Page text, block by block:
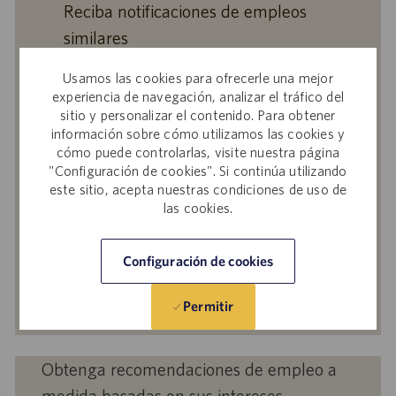
Usamos las cookies para ofrecerle una mejor
experiencia de navegación, analizar el tráfico del
sitio y personalizar el contenido. Para obtener
información sobre cómo utilizamos las cookies y
cómo puede controlarlas, visite nuestra página
"Configuración de cookies". Si continúa utilizando
este sitio, acepta nuestras condiciones de uso de
las cookies.
Configuración de cookies
Permitir
Reciba notificaciones de empleos
similares
reconoce que ha revisado el Aviso de
Privacidad durante la contratación en
Catalent,laPolítica de Privacidady los
Términos de serviciode Catalent, y acepta
que Catalent procese sus datos personales
para los fines descritos en ellos.
electrónico
(obligatorio)
Obtenga recomendaciones de empleo a